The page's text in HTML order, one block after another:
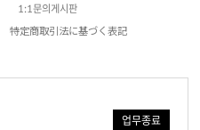
1:1문의게시판
特定商取引法に基づく表記
업무종료